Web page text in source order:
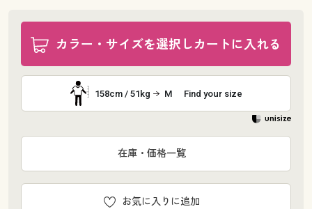
カラー・サイズを選択しカートに入れる
158cm / 51kg M Find your size
お気に入りに追加
在庫・価格一覧